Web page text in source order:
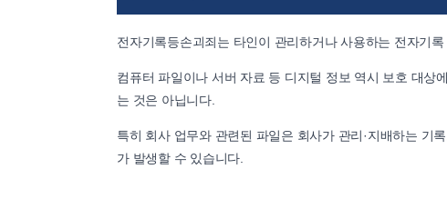
전자기록등손괴죄는 타인이 관리하거나 사용하는 전자기
컴퓨터 파일이나 서버 자료 등 디지털 정보 역시 보호 대상
는 것은 아닙니다.
특히 회사 업무와 관련된 파일은 회사가 관리·지배하는 기
가 발생할 수 있습니다.